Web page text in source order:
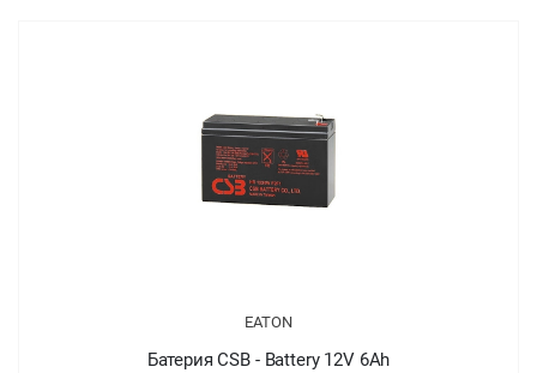
EATON
Батерия CSB - Battery 12V 6Ah